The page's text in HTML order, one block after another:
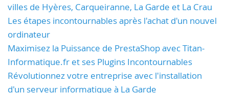
villes de Hyères, Carqueiranne, La Garde et La Crau
Les étapes incontournables après l'achat d'un nouvel
ordinateur
Maximisez la Puissance de PrestaShop avec Titan-
Informatique.fr et ses Plugins Incontournables
Révolutionnez votre entreprise avec l'installation
d'un serveur informatique à La Garde